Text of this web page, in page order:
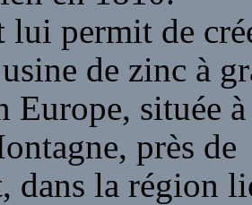
lui permit de
de zinc à
Europe, située
près de
dans la région